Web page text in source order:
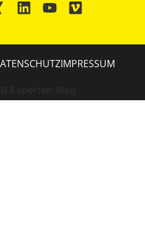
Experten-Blog
IMPRESSUM